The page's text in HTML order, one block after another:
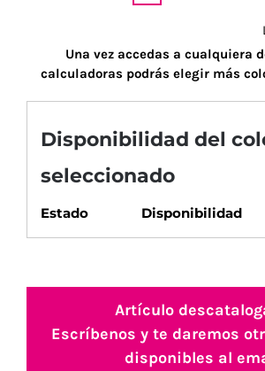
Una vez accedas a cualquiera
calculadoras podrás elegir más
Disponibilidad del
seleccionado
Estado Disponibilidad
Artículo
Escríbenos y te daremos
disponibles al